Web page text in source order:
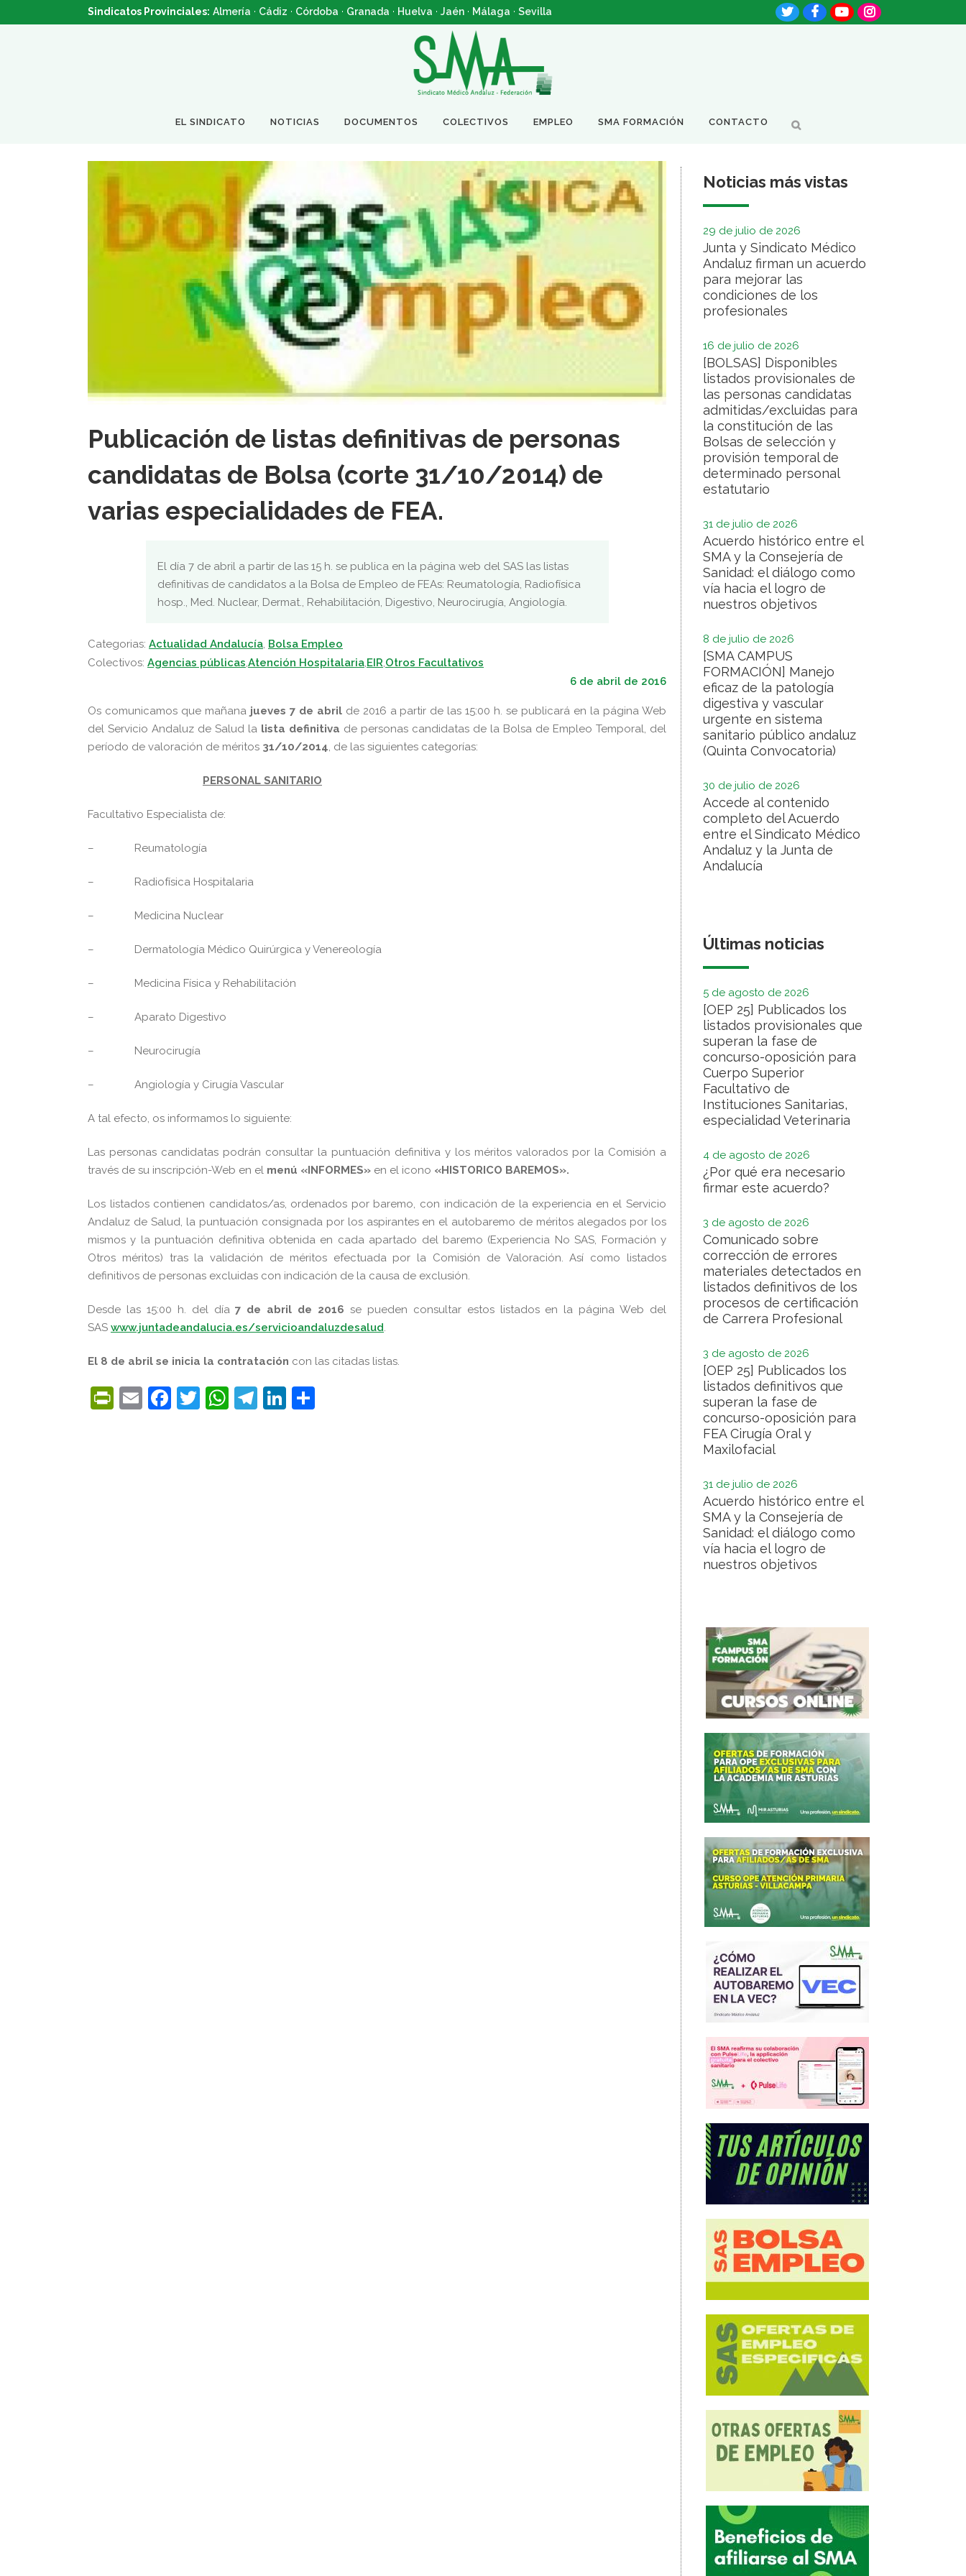
Sindicatos Provinciales: Almería · Cádiz · Córdoba · Granada · Huelva · Jaén · Málaga · Sevilla
EL SINDICATO NOTICIAS DOCUMENTOS COLECTIVOS EMPLEO SMA FORMACIÓN CONTACTO
Publicación de listas definitivas de personas
candidatas de Bolsa (corte 31/10/2014) de
varias especialidades de FEA.
El día 7 de abril a partir de las 15 h. se publica en la página web del SAS las listas
definitivas de candidatos a la Bolsa de Empleo de FEAs: Reumatología, Radiofísica
hosp., Med. Nuclear, Dermat., Rehabilitación, Digestivo, Neurocirugía, Angiología.
Categorias: Actualidad Andalucía, Bolsa Empleo
Colectivos: Agencias públicas,Atención Hospitalaria,EIR,Otros Facultativos
6 de abril de 2016
Os comunicamos que mañana jueves 7 de abril de 2016 a partir de las 15:00 h. se publicará en la página Web
del Servicio Andaluz de Salud la lista definitiva de personas candidatas de la Bolsa de Empleo Temporal, del
período de valoración de méritos 31/10/2014, de las siguientes categorías:
PERSONAL SANITARIO
Facultativo Especialista de:
– Reumatología
– Radiofísica Hospitalaria
– Medicina Nuclear
– Dermatología Médico Quirúrgica y Venereología
– Medicina Física y Rehabilitación
– Aparato Digestivo
– Neurocirugía
– Angiología y Cirugía Vascular
A tal efecto, os informamos lo siguiente:
Las personas candidatas podrán consultar la puntuación definitiva y los méritos valorados por la Comisión a
través de su inscripción-Web en el menú «INFORMES» en el icono «HISTORICO BAREMOS».
Los listados contienen candidatos/as, ordenados por baremo, con indicación de la experiencia en el Servicio
Andaluz de Salud, la puntuación consignada por los aspirantes en el autobaremo de méritos alegados por los
mismos y la puntuación definitiva obtenida en cada apartado del baremo (Experiencia No SAS, Formación y
Otros méritos) tras la validación de méritos efectuada por la Comisión de Valoración. Así como listados
definitivos de personas excluidas con indicación de la causa de exclusión.
Desde las 15:00 h. del día7 de abril de 2016 se pueden consultar estos listados en la página Web del
SAS www.juntadeandalucia.es/servicioandaluzdesalud.
El 8 de abril se inicia la contratación con las citadas listas.
PrintFriendly
EmailFacebook
Twitter
WhatsApp
Telegram
LinkedIn
Noticias más vistas
29 de julio de 2026
Junta y Sindicato Médico
Andaluz firman un acuerdo
para mejorar las
condiciones de los
profesionales
16 de julio de 2026
[BOLSAS] Disponibles
listados provisionales de
las personas candidatas
admitidas/excluidas para
la constitución de las
Bolsas de selección y
provisión temporal de
determinado personal
estatutario
31 de julio de 2026
Acuerdo histórico entre el
SMA y la Consejería de
Sanidad: el diálogo como
vía hacia el logro de
nuestros objetivos
8 de julio de 2026
[SMA CAMPUS
FORMACIÓN] Manejo
eficaz de la patología
digestiva y vascular
urgente en sistema
sanitario público andaluz
(Quinta Convocatoria)
30 de julio de 2026
Accede al contenido
completo del Acuerdo
entre el Sindicato Médico
Andaluz y la Junta de
Andalucía
Últimas noticias
5 de agosto de 2026
[OEP 25] Publicados los
listados provisionales que
superan la fase de
concurso-oposición para
Cuerpo Superior
Facultativo de
Instituciones Sanitarias,
especialidad Veterinaria
4 de agosto de 2026
¿Por qué era necesario
firmar este acuerdo?
3 de agosto de 2026
Comunicado sobre
corrección de errores
materiales detectados en
listados definitivos de los
procesos de certificación
de Carrera Profesional
3 de agosto de 2026
[OEP 25] Publicados los
listados definitivos que
superan la fase de
concurso-oposición para
FEA Cirugía Oral y
Maxilofacial
31 de julio de 2026
Acuerdo histórico entre el
SMA y la Consejería de
Sanidad: el diálogo como
vía hacia el logro de
nuestros objetivos